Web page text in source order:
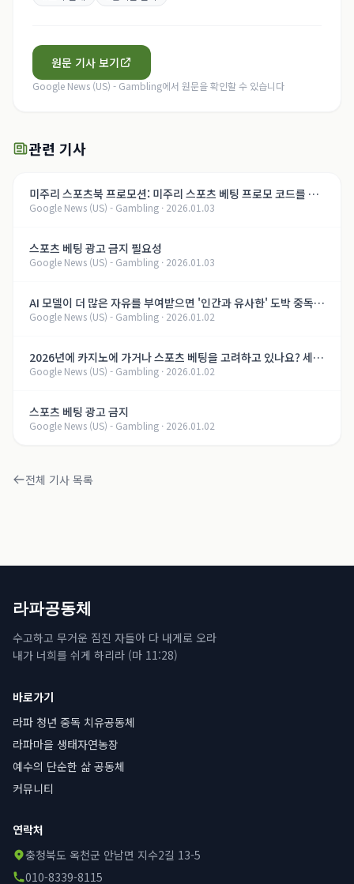
원문 기사 보기
Google News (US) - Gambling에서 원문을 확인할 수 있습니다
관련 기사
미주리 스포츠북 프로모션: 미주리 스포츠 베팅 프로모 코드를 통
해 최대 $3,000의 환영 보너스 받기
Google News (US) - Gambling · 2026.01.03
스포츠 베팅 광고 금지 필요성
Google News (US) - Gambling · 2026.01.03
AI 모델이 더 많은 자유를 부여받으면 '인간과 유사한' 도박 중독을
개발할 수 있다는 연구 결과
Google News (US) - Gambling · 2026.01.02
2026년에 카지노에 가거나 스포츠 베팅을 고려하고 있나요? 세금
이 증가할 수 있습니다.
Google News (US) - Gambling · 2026.01.02
스포츠 베팅 광고 금지
Google News (US) - Gambling · 2026.01.02
전체 기사 목록
라파공동체
수고하고 무거운 짐진 자들아 다 내게로 오라
내가 너희를 쉬게 하리라 (마 11:28)
바로가기
라파 청년 중독 치유공동체
라파마을 생태자연농장
예수의 단순한 삶 공동체
커뮤니티
연락처
충청북도 옥천군 안남면 지수2길 13-5
010-8339-8115